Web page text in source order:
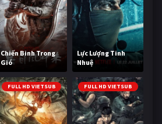
Chiến Binh Trong
Gió
Lực Lượng Tinh
Nhuệ
FULL HD VIETSUB FULL HD VIETSUB